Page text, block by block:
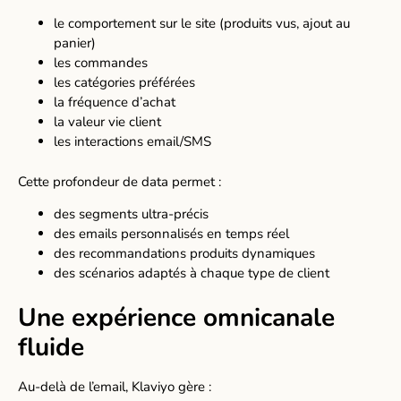
le comportement sur le site (produits vus, ajout au
panier)
les commandes
les catégories préférées
la fréquence d’achat
la valeur vie client
les interactions email/SMS
Cette profondeur de data permet :
des segments ultra-précis
des emails personnalisés en temps réel
des recommandations produits dynamiques
des scénarios adaptés à chaque type de client
Une expérience omnicanale
fluide
Au-delà de l’email, Klaviyo gère :